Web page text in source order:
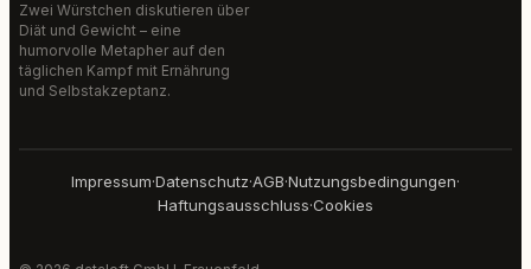
Zwei Würstchen diskutieren über
Diät und Gewicht – eine
humorvolle Metapher auf den
täglichen Kampf mit Ernährung
und Selbstakzeptanz.
Impressum·Datenschutz·AGB·Nutzungsbedingungen·
Haftungsausschluss·Cookies